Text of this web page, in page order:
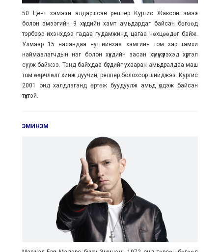
50 Цент хэмээн алдаршсан реппер Куртис Жаксон эмээ
болон эмээгийн 9 хүүхдийн хамт амьдардаг байсан бөгөөд
тэрбээр ихэнхдээ гадаа гудамжинд цагаа нөхцөөдөг байж.
Улмаар 15 насандаа нутгийнхаа хамгийн том хар тамхи
наймаалагчдын нэг болон хүүхдийн засан хүмүүжүүлэхэд хүртэл
сууж байжээ. Тэнд байхдаа бүгдийг ухааран амьдралдаа маш
том өөрчлөлт хийж дуучин, реппер болохоор шийджээ. Куртис
2001 онд халдлаганд өртөж буудуулж амьд үлдэж байсан
түүхтэй.
ЭМИНЭМ